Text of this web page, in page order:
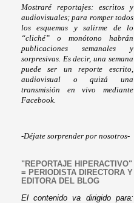
Mostraré reportajes: escritos y
audiovisuales; para romper todos
los esquemas y salirme de lo
“cliché” o monótono habrán
publicaciones semanales y
sorpresivas. Es decir, una semana
puede ser un reporte escrito,
audiovisual o quizá una
transmisión en vivo mediante
Facebook.
-Déjate sorprender por nosotros-
"REPORTAJE HIPERACTIVO"
= PERIODISTA DIRECTORA Y
EDITORA DEL BLOG
El contenido va dirigido para: